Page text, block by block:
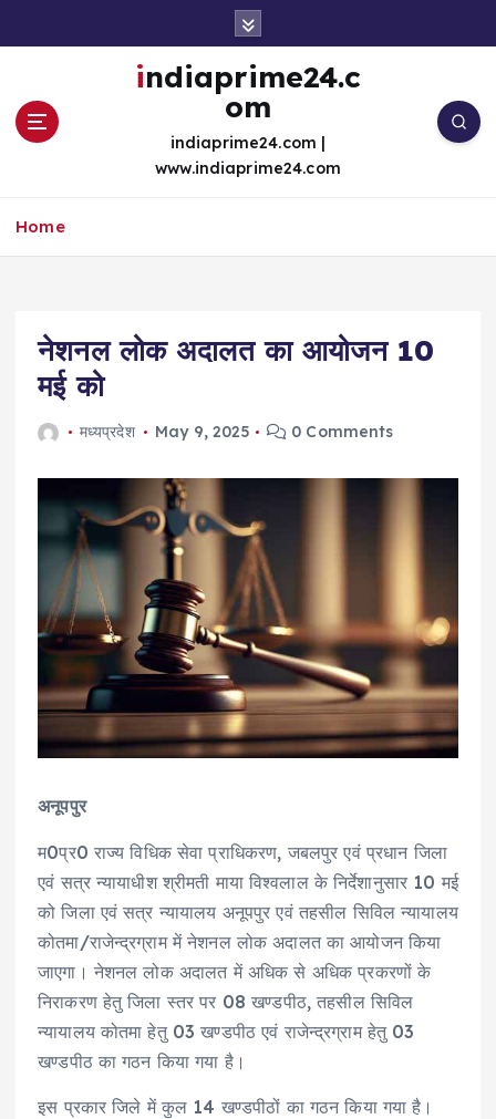
indiaprime24.c
om
indiaprime24.com |
www.indiaprime24.com
Home
नेशनल लोक अदालत का आयोजन 10
मई को
मध्यप्रदेश May 9, 2025 0 Comments
अनूपपुर
म0प्र0 राज्य विधिक सेवा प्राधिकरण, जबलपुर एवं प्रधान जिला
एवं सत्र न्यायाधीश श्रीमती माया विश्वलाल के निर्देशानुसार 10 मई
को जिला एवं सत्र न्यायालय अनूपपुर एवं तहसील सिविल न्यायालय
कोतमा/राजेन्द्रग्राम में नेशनल लोक अदालत का आयोजन किया
जाएगा। नेशनल लोक अदालत में अधिक से अधिक प्रकरणों के
निराकरण हेतु जिला स्तर पर 08 खण्डपीठ, तहसील सिविल
न्यायालय कोतमा हेतु 03 खण्डपीठ एवं राजेन्द्रग्राम हेतु 03
खण्डपीठ का गठन किया गया है।
इस प्रकार जिले में कुल 14 खण्डपीठों का गठन किया गया है।